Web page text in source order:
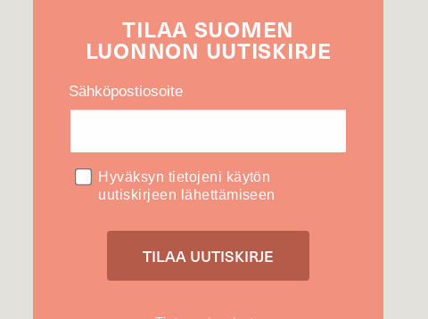
TILAA SUOMEN
LUONNON UUTIS­KIRJE
Sähköpostiosoite
Hyväksyn tietojeni käytön
uutiskirjeen lähettämiseen